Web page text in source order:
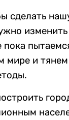
сделать
изменить
мире и